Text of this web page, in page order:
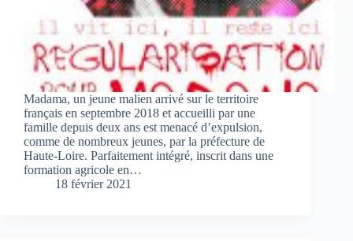
Madama, un jeune malien arrivé sur le territoire
français en septembre 2018 et accueilli par une
famille depuis deux ans est menacé d’expulsion,
comme de nombreux jeunes, par la préfecture de
Haute-Loire. Parfaitement intégré, inscrit dans une
formation agricole en…
18 février 2021